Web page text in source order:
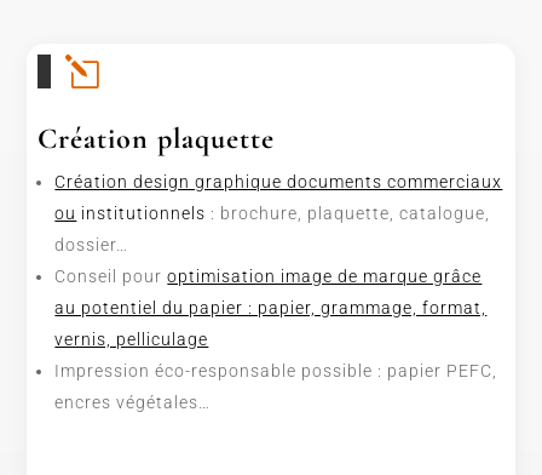
l
Création plaquette
Création design graphique documents commerciaux
ou institutionnels : brochure, plaquette, catalogue,
dossier…
Conseil pouroptimisation image de marque grâce
au potentiel du papier : papier, grammage, format,
vernis, pelliculage
Impression éco-responsable possible : papier PEFC,
encres végétales…